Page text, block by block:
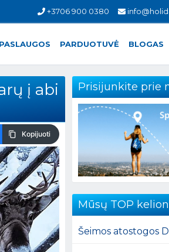
+3706 900 0380
PASLAUGOS PARDUOTUVĖ BLOGAS
į abi
Kopijuoti
Prisijunkite prie
Mūsų TOP
Šeimos atostogos